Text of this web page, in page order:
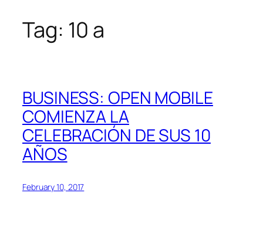
SkipTag: 10 a
BUSINESS: OPEN MOBILE
COMIENZA LA
CELEBRACIÓN DE SUS 10
AÑOS
February 10, 2017